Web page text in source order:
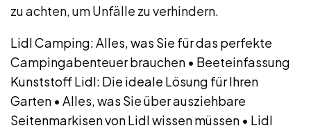
zu achten, um Unfälle zu verhindern.
Lidl Camping: Alles, was Sie für das perfekte
Campingabenteuer brauchen • Beeteinfassung
Kunststoff Lidl: Die ideale Lösung für Ihren
Garten • Alles, was Sie über ausziehbare
Seitenmarkisen von Lidl wissen müssen • Lidl